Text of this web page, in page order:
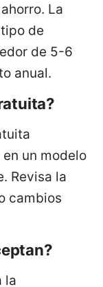
La
de
de 5-6
anual.
un modelo
Revisa la
cambios
la